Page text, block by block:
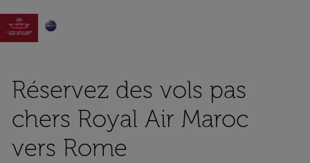

Réservez des vols pas
chers Royal Air Maroc
vers Rome